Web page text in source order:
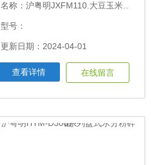
名称： 沪粤明JXFM110.大豆玉米大米自动锤式旋风磨
型号：
更新日期：2024-04-01
查看详情 在线留言